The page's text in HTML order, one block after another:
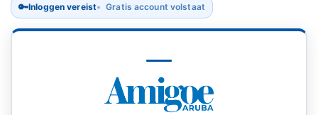
🔑Inloggen vereist Gratis account volstaat